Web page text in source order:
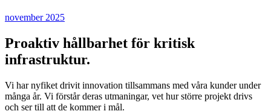
november 2025
Proaktiv hållbarhet för kritisk
infrastruktur.
Vi har nyfiket drivit innovation tillsammans med våra kunder under
många år. Vi förstår deras utmaningar, vet hur större projekt drivs
och ser till att de kommer i mål.